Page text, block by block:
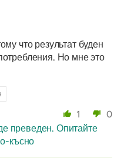
что результат буден
Но мне это
1
0
преведен. Опитайте
късно